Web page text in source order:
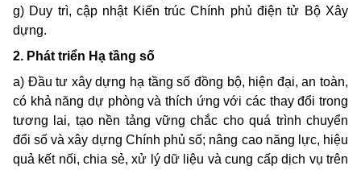
g) Duy trì, cập nhật Kiến trúc Chính phủ điện tử Bộ Xây
dựng.
2. Phát triển Hạ tầng số
a) Đầu tư xây dựng hạ tầng số đồng bộ, hiện đại, an toàn,
có khả năng dự phòng và thích ứng với các thay đổi trong
tương lai, tạo nền tảng vững chắc cho quá trình chuyển
đổi số và xây dựng Chính phủ số; nâng cao năng lực, hiệu
quả kết nối, chia sẻ, xử lý dữ liệu và cung cấp dịch vụ trên